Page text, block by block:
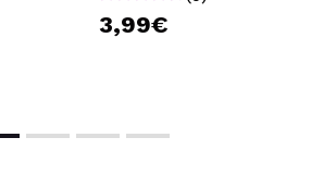
Mucha espuma, suavidad en la piel
3,99€